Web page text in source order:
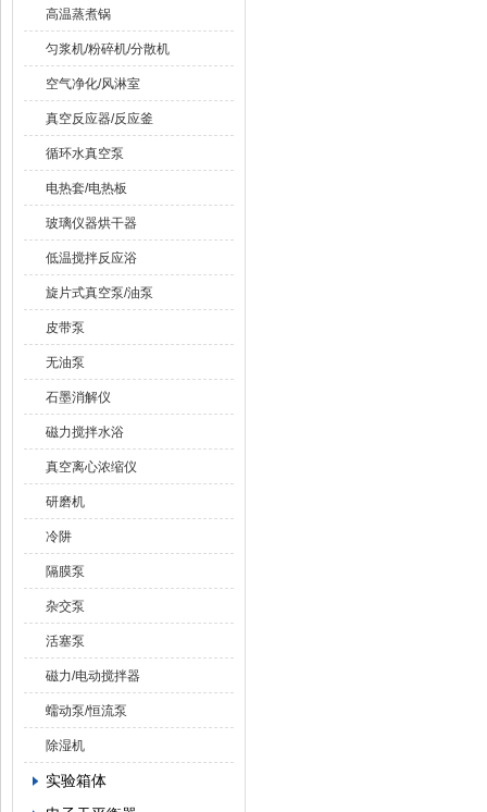
高温蒸煮锅
匀浆机/粉碎机/分散机
空气净化/风淋室
真空反应器/反应釜
循环水真空泵
电热套/电热板
玻璃仪器烘干器
低温搅拌反应浴
旋片式真空泵/油泵
皮带泵
无油泵
石墨消解仪
磁力搅拌水浴
真空离心浓缩仪
研磨机
冷阱
隔膜泵
杂交泵
活塞泵
磁力/电动搅拌器
蠕动泵/恒流泵
除湿机
实验箱体